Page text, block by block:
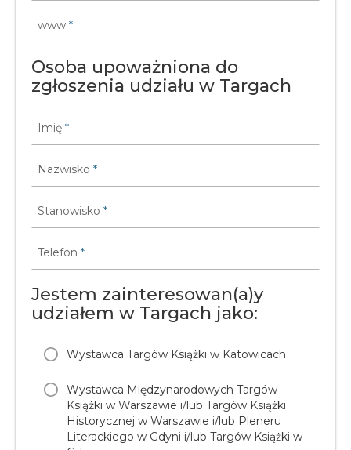
www *
Osoba upoważniona do
zgłoszenia udziału w Targach
Imię *
Nazwisko *
Stanowisko *
Telefon *
Jestem zainteresowan(a)y
udziałem w Targach jako:
Wystawca Targów Książki w Katowicach
Wystawca Międzynarodowych Targów
Książki w Warszawie i/lub Targów Książki
Historycznej w Warszawie i/lub Pleneru
Literackiego w Gdyni i/lub Targów Książki w